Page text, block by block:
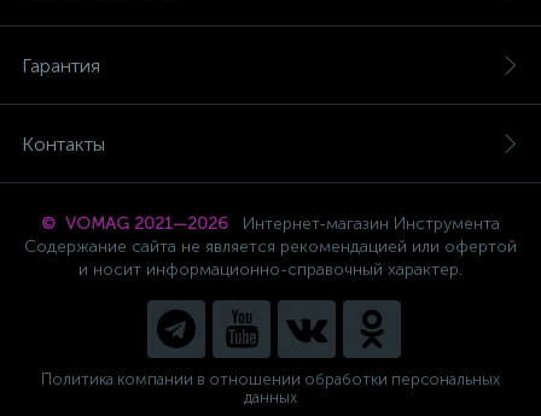
Гарантия
Контакты
© VOMAG 2021—2026
Интернет-магазин Инструмента
Содержание сайта не является рекомендацией или офертой
и носит информационно-справочный характер.
Политика компании в отношении обработки персональных
данных